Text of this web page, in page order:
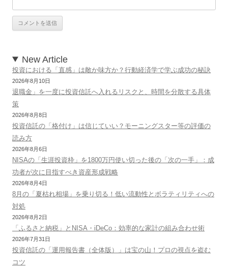
New Article
投資における「直感」は敵か味方か？行動経済学で学ぶ成功の秘訣
2026年8月10日
退職金」を一度に投資信託へ入れるリスクと、時間を分散する具体
策
2026年8月8日
投資信託の「格付け」は信じていい？モーニングスター等の評価の
読み方
2026年8月6日
NISAの「生涯投資枠」を1800万円使い切った後の「次の一手」：成
功者が次に目指すべき資産形成戦略
2026年8月4日
8月の「夏枯れ相場」を乗り切る！低い流動性とボラティリティへの
対処
2026年8月2日
「ふるさと納税」とNISA・iDeCo：効率的な家計の組み合わせ術
2026年7月31日
投資信託の「運用報告書（全体版）」は宝の山！プロの視点を盗む
コツ